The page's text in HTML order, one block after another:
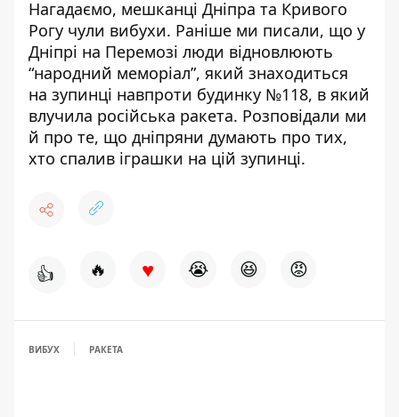
Нагадаємо, мешканці Дніпра та Кривого
Рогу чули вибухи. Раніше ми писали, що у
Дніпрі на Перемозі люди відновлюють
“народний меморіал”, який знаходиться
на зупинці навпроти будинку №118, в який
влучила російська ракета. Розповідали ми
й про те, що дніпряни думають про тих,
хто спалив іграшки на цій зупинці.
👍 🔥 ♥ 😭 😆 😡
ВИБУХ РАКЕТА